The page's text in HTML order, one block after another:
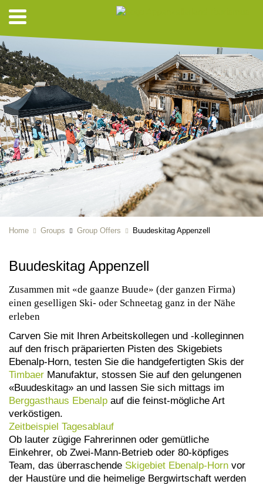
Home Groups Group Offers Buudeskitag Appenzell
Buudeskitag Appenzell
Zusammen mit «de gaanze Buude» (der ganzen Firma)
einen geselligen Ski- oder Schneetag ganz in der Nähe
erleben
Carven Sie mit Ihren Arbeitskollegen und -kolleginnen
auf den frisch präparierten Pisten des Skigebiets
Ebenalp-Horn, testen Sie die handgefertigten Skis der
Timbaer Manufaktur, stossen Sie auf den gelungenen
«Buudeskitag» an und lassen Sie sich mittags im
Berggasthaus Ebenalp auf die feinst-mögliche Art
verköstigen.
Zeitbeispiel Tagesablauf
Ob lauter zügige Fahrerinnen oder gemütliche
Einkehrer, ob Zwei-Mann-Betrieb oder 80-köpfiges
Team, das überraschende Skigebiet Ebenalp-Horn vor
der Haustüre und die heimelige Bergwirtschaft werden